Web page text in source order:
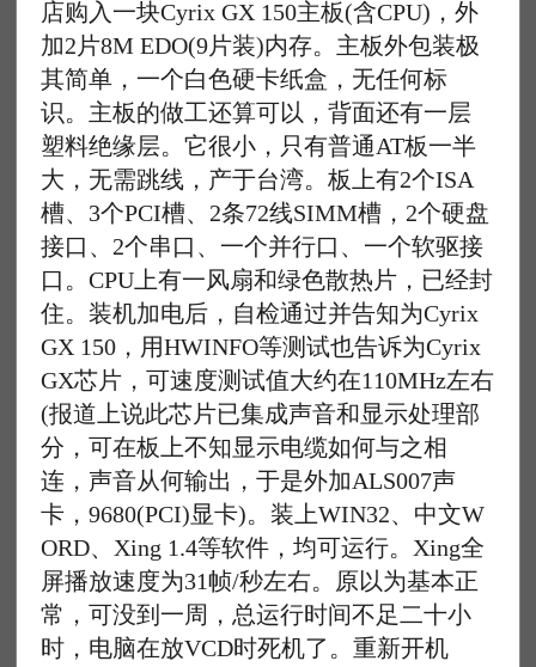
店购入一块Cyrix GX 150主板(含CPU)，外
加2片8M EDO(9片装)内存。主板外包装极
其简单，一个白色硬卡纸盒，无任何标
识。主板的做工还算可以，背面还有一层
塑料绝缘层。它很小，只有普通AT板一半
大，无需跳线，产于台湾。板上有2个ISA
槽、3个PCI槽、2条72线SIMM槽，2个硬盘
接口、2个串口、一个并行口、一个软驱接
口。CPU上有一风扇和绿色散热片，已经封
住。装机加电后，自检通过并告知为Cyrix
GX 150，用HWINFO等测试也告诉为Cyrix
GX芯片，可速度测试值大约在110MHz左右
(报道上说此芯片已集成声音和显示处理部
分，可在板上不知显示电缆如何与之相
连，声音从何输出，于是外加ALS007声
卡，9680(PCI)显卡)。装上WIN32、中文W
ORD、Xing 1.4等软件，均可运行。Xing全
屏播放速度为31帧/秒左右。原以为基本正
常，可没到一周，总运行时间不足二十小
时，电脑在放VCD时死机了。重新开机